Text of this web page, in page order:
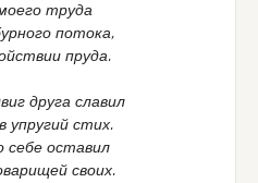
труда
потока,
пруда.
друга славил
упругий стих.
себе оставил
своих.